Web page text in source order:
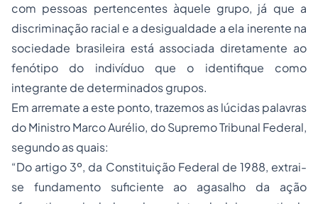
com pessoas pertencentes àquele grupo, já que a
discriminação racial e a desigualdade a ela inerente na
sociedade brasileira está associada diretamente ao
fenótipo do indivíduo que o identifique como
integrante de determinados grupos.
Em arremate a este ponto, trazemos as lúcidas palavras
do Ministro Marco Aurélio, do Supremo Tribunal Federal,
segundo as quais:
“Do artigo 3º, da Constituição Federal de 1988, extrai-
se fundamento suficiente ao agasalho da ação